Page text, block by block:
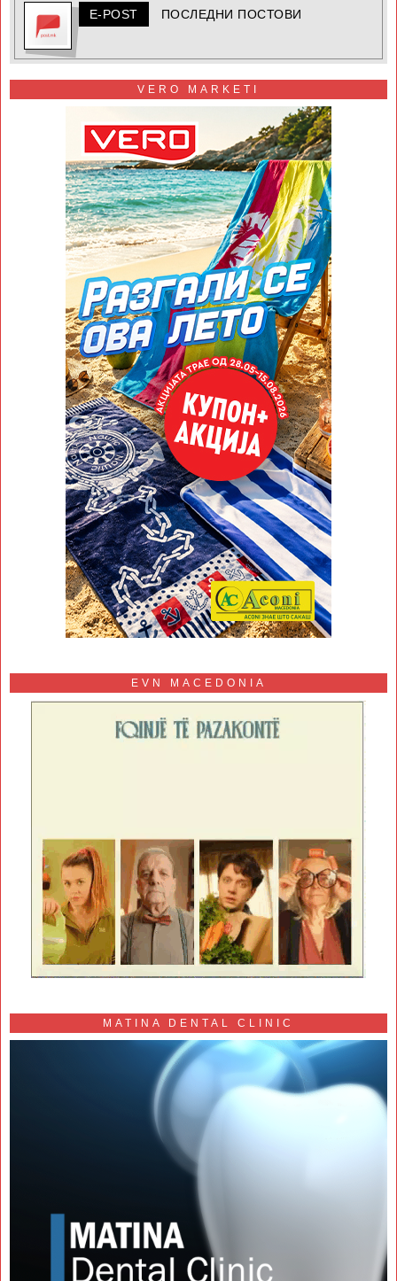
E-POST ПОСЛЕДНИ ПОСТОВИ
VERO MARKETI
EVN MACEDONIA
MATINA DENTAL CLINIC